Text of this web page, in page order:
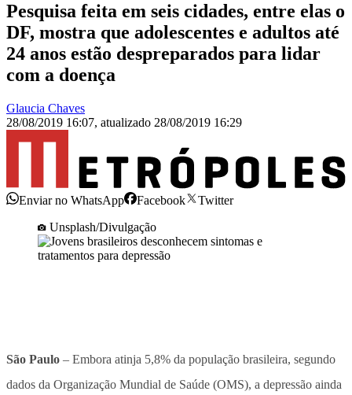
Pesquisa feita em seis cidades, entre elas o
DF, mostra que adolescentes e adultos até
24 anos estão despreparados para lidar
com a doença
Glaucia Chaves
28/08/2019 16:07, atualizado 28/08/2019 16:29
Enviar no WhatsApp Facebook
Twitter
Unsplash/Divulgação
São Paulo – Embora atinja 5,8% da população brasileira, segundo
dados da Organização Mundial de Saúde (OMS), a depressão ainda